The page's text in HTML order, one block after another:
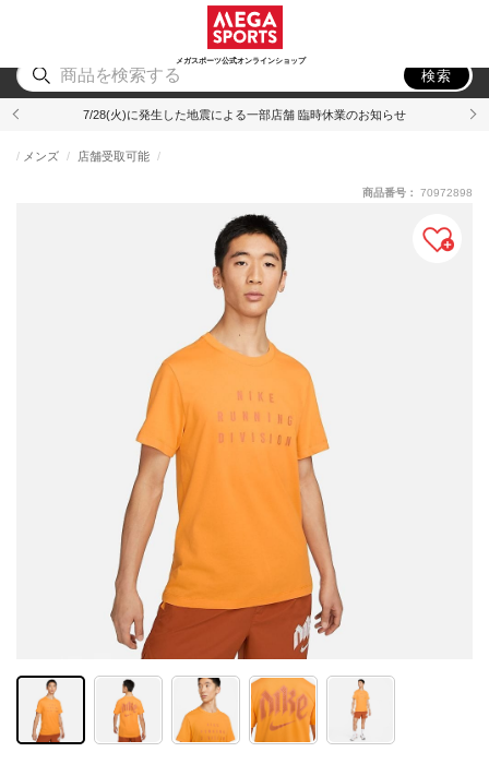
メガスポーツ公式オンラインショップ
アウトドア
検索
7/28(火)に発生した地震による一部店舗 臨時休業のお知らせ
メンズ 店舗受取可能
商品番号： 70972898